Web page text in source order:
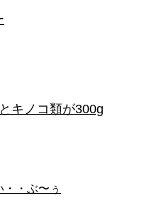
キノコ類が300g
・ぶ〜ぅ